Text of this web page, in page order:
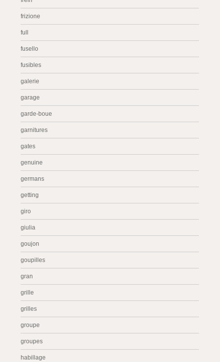
frizione
full
fusello
fusibles
galerie
garage
garde-boue
garnitures
gates
genuine
germans
getting
giro
giulia
goujon
goupilles
gran
grille
grilles
groupe
groupes
habillage